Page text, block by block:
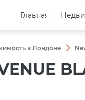
Главная
Главная
в Лондоне